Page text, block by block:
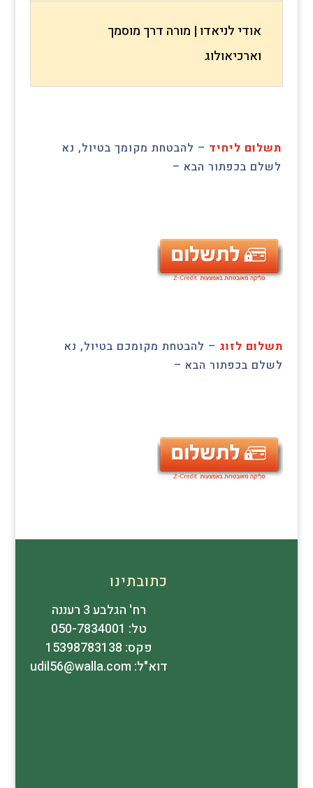
אודי לניאדו | מורה דרך מוסמך
וארכיאולוג
תשלום ליחיד – להבטחת מקומך בטיול, נא
לשלם בכפתור הבא –
תשלום לזוג – להבטחת מקומכם בטיול, נא
לשלם בכפתור הבא –
כתובתינו
רח' הגלבע 3 רעננה
טל: 050-7834001
פקס: 15398783138
דוא"ל: udil56@walla.com